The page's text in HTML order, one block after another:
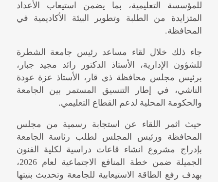
للمؤسسة التعليمية، بما يضمن استيعاب الأعداد
المتزايدة من الطلبة وتطوير البيئة الأكاديمية في
المحافظة.
جاء ذلك خلال لقاء مساعد رئيس جامعة الشطرة
للشؤون الإدارية، الأستاذ الدكتور رائد مجيد جبار،
برئيس مجلس محافظة ذي قار، الأستاذ عزة عودة
الناشي، في إطار التنسيق المستمر بين الجامعة
والحكومة المحلية لدعم القطاع التعليمي.
حيث اثمر اللقاء عن استجابة رسمية من مجلس
المحافظة ورئيس المجلس لطلب رئاسة الجامعة
بإدراج مشروع انشاء قاعات دراسية لكلية الفنون
الجميلة ضمن خطة المنافع الاجتماعية لعام 2026،
بهدف رفع الطاقة الاستيعابية للجامعة وتحديث بنيتها